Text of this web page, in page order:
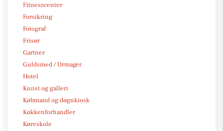
Fitnesscenter
Forsikring
Fotograf
Frisør
Gartner
Guldsmed / Urmager
Hotel
Kunst og galleri
Købmand og døgnkiosk
Køkkenforhandler
Køreskole